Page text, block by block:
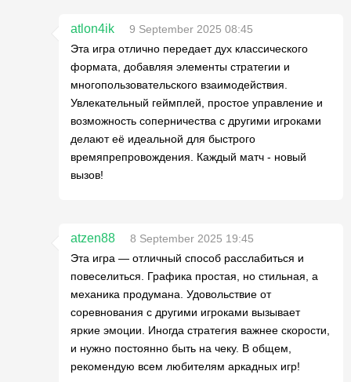
atlon4ik
9 September 2025 08:45
Эта игра отлично передает дух классического
формата, добавляя элементы стратегии и
многопользовательского взаимодействия.
Увлекательный геймплей, простое управление и
возможность соперничества с другими игроками
делают её идеальной для быстрого
времяпрепровождения. Каждый матч - новый
вызов!
atzen88
8 September 2025 19:45
Эта игра — отличный способ расслабиться и
повеселиться. Графика простая, но стильная, а
механика продумана. Удовольствие от
соревнования с другими игроками вызывает
яркие эмоции. Иногда стратегия важнее скорости,
и нужно постоянно быть на чеку. В общем,
рекомендую всем любителям аркадных игр!